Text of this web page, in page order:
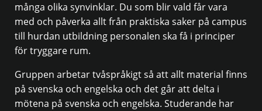
många olika synvinklar. Du som blir vald får vara
med och påverka allt från praktiska saker på campus
till hurdan utbildning personalen ska få i principer
för tryggare rum.
Gruppen arbetar tvåspråkigt så att allt material finns
på svenska och engelska och det går att delta i
mötena på svenska och engelska. Studerande har